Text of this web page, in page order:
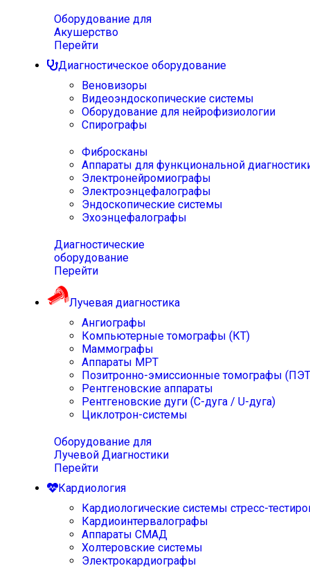
Оборудование для
Акушерство
Перейти
Диагностическое оборудование
Веновизоры
Видеоэндоскопические системы
Оборудование для нейрофизиологии
Спирографы
Фибросканы
Аппараты для функциональной
Электронейромиографы
Электроэнцефалографы
Эндоскопические системы
Эхоэнцефалографы
Диагностические
оборудование
Перейти
Лучевая диагностика
Ангиографы
Компьютерные томографы (КТ)
Маммографы
Аппараты МРТ
Позитронно-эмиссионные томографы
Рентгеновские аппараты
Рентгеновские дуги (С-дуга / U-дуга)
Циклотрон-системы
Оборудование для
Лучевой Диагностики
Перейти
Кардиология
Кардиологические системы стресс-
Кардиоинтервалографы
Аппараты СМАД
Холтеровские системы
Электрокардиографы